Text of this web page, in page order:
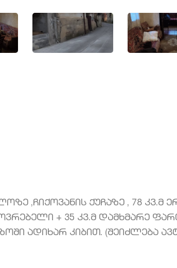
,ჩიქოვანის ქუჩაზე , 78 კვ.მ
+ 35 კვ.მ დამხმარე
ადიხარ კიბით. (შეიძლება